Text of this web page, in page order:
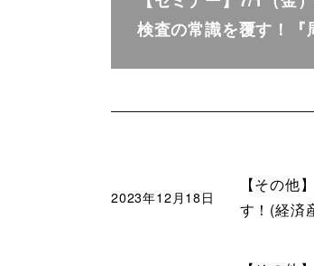
検査の常識を覆す！
【その他
す！(経済
2023年12月18日